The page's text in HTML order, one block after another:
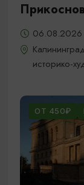
историко-
ОТ 450₽